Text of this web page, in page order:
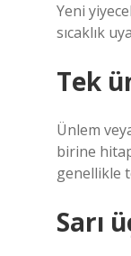
Yeni
sıcaklık
Tek
Ünlem
birine
genellikle
Sarı